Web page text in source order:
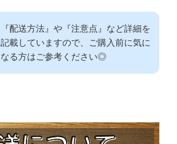
『配送方法』や『注意点』など詳細を
記載していますので、ご購入前に気に
なる方はご参考ください◎